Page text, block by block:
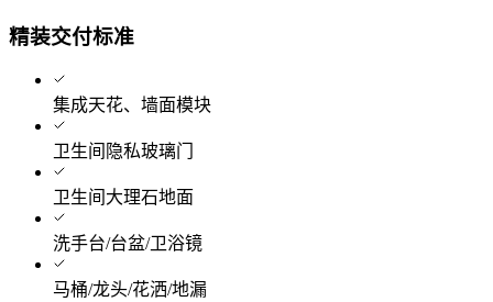
精装交付标准
集成天花、墙面模块
卫生间隐私玻璃门
卫生间大理石地面
洗手台/台盆/卫浴镜
马桶/龙头/花洒/地漏